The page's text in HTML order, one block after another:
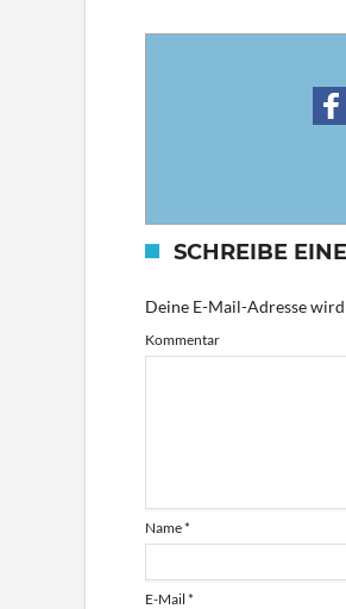
SCHREIBE
Deine E-Mail-Adresse
Kommentar
Name*
E-Mail *